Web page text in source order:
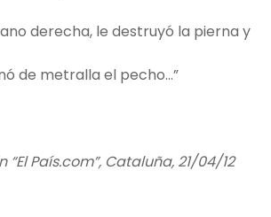
derecha, le destruyó la pierna y
de metralla el pecho…”
País.com”, Cataluña, 21/04/12